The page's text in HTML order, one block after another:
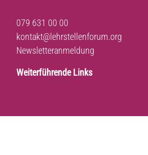
079 631 00 00
kontakt@lehrstellenforum.org
Newsletteranmeldung
Weiterführende Links